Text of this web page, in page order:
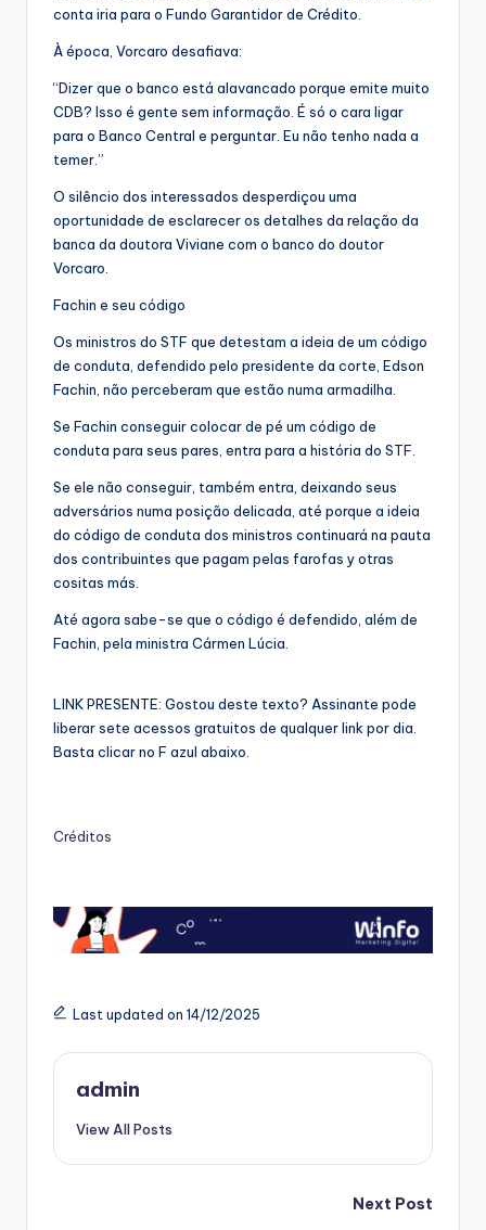
conta iria para o Fundo Garantidor de Crédito.
À época, Vorcaro desafiava:
“Dizer que o banco está alavancado porque emite muito
CDB? Isso é gente sem informação. É só o cara ligar
para o Banco Central e perguntar. Eu não tenho nada a
temer.”
O silêncio dos interessados desperdiçou uma
oportunidade de esclarecer os detalhes da relação da
banca da doutora Viviane com o banco do doutor
Vorcaro.
Fachin e seu código
Os ministros do STF que detestam a ideia de um código
de conduta, defendido pelo presidente da corte, Edson
Fachin, não perceberam que estão numa armadilha.
Se Fachin conseguir colocar de pé um código de
conduta para seus pares, entra para a história do STF.
Se ele não conseguir, também entra, deixando seus
adversários numa posição delicada, até porque a ideia
do código de conduta dos ministros continuará na pauta
dos contribuintes que pagam pelas farofas y otras
cositas más.
Até agora sabe-se que o código é defendido, além de
Fachin, pela ministra Cármen Lúcia.
LINK PRESENTE: Gostou deste texto? Assinante pode
liberar sete acessos gratuitos de qualquer link por dia.
Basta clicar no F azul abaixo.
Créditos
Last updated on 14/12/2025
admin
View All Posts
Next Post